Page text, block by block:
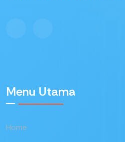
Menu Utama
Home